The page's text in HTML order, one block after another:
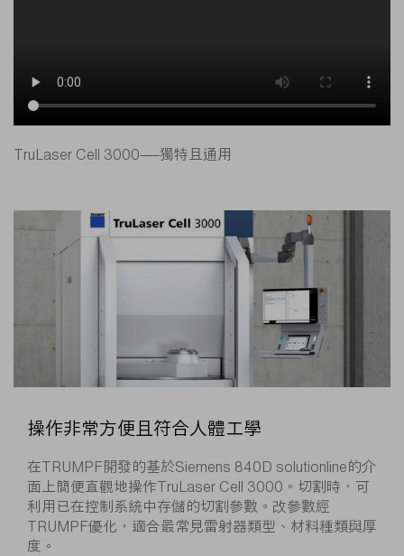
TruLaser Cell 3000——獨特且通用
操作非常方便且符合人體工學
在TRUMPF開發的基於Siemens 840D solutionline的介
面上簡便直觀地操作TruLaser Cell 3000。切割時，可
利用已在控制系統中存儲的切割參數。改參數經
TRUMPF優化，適合最常見雷射器類型、材料種類與厚
度。